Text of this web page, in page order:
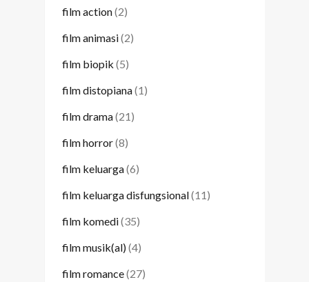
film action(2)
film animasi(2)
film biopik (5)
film distopiana(1)
film drama(21)
film horror(8)
film keluarga(6)
film keluarga disfungsional(11)
film komedi(35)
film musik(al)(4)
film romance(27)